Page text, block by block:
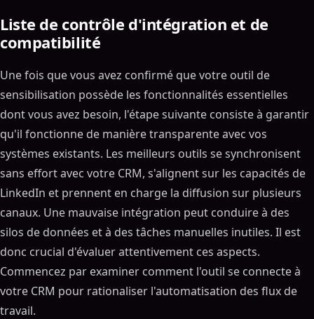
Liste de contrôle d'intégration et de
compatibilité
Une fois que vous avez confirmé que votre outil de
sensibilisation possède les fonctionnalités essentielles
dont vous avez besoin, l'étape suivante consiste à garantir
qu'il fonctionne de manière transparente avec vos
systèmes existants. Les meilleurs outils se synchronisent
sans effort avec votre CRM, s'alignent sur les capacités de
LinkedIn et prennent en charge la diffusion sur plusieurs
canaux. Une mauvaise intégration peut conduire à des
silos de données et à des tâches manuelles inutiles. Il est
donc crucial d'évaluer attentivement ces aspects.
Commencez par examiner comment l'outil se connecte à
votre CRM pour rationaliser l'automatisation des flux de
travail.